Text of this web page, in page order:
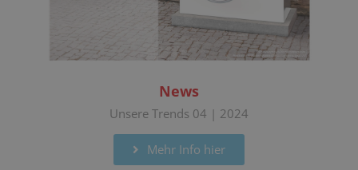
News
Unsere Trends 04 | 2024
Mehr Info hier